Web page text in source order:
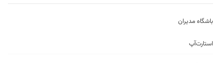
باشگاه مدیران
استارت‌آپ